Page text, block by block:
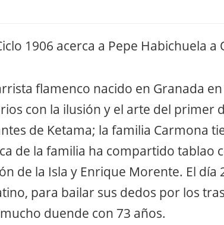
1906 acerca a Pepe Habichuela a
flamenco nacido en Granada
con la ilusión y el arte del primer
de Ketama; la familia Carmona
de la familia ha compartido tablao
de la Isla y Enrique Morente. El día
para bailar sus dedos por los
duende con 73 años.